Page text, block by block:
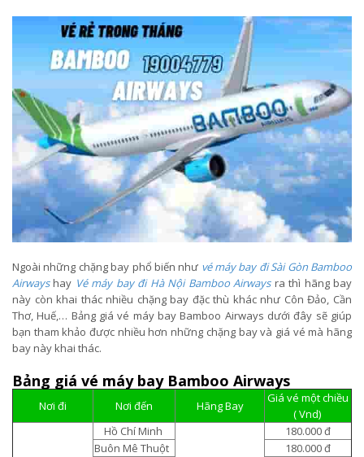
Ngoài những chặng bay phổ biến như vé máy bay đi Sài Gòn Bamboo
Airwayshay Vé máy bay đi Hà Nội Bamboo Airwaysra thì hãng bay
này còn khai thác nhiều chặng bay đặc thù khác như Côn Đảo, Cần
Thơ, Huế,… Bảng giá vé máy bay Bamboo Airways dưới đây sẽ giúp
bạn tham khảo được nhiều hơn những chặng bay và giá vé mà hãng
bay này khai thác.
Bảng giá vé máy bay Bamboo Airways
Nơi đi Nơi đến Hãng Bay
Giá vé một chiều
( Vnd)
Hồ Chí Minh
180.000 đ
Buôn Mê Thuột
180.000 đ